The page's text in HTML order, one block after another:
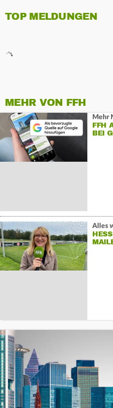
TOP MELDUNGEN
MEHR VON FFH
Mehr
FFH
BEI
Alles